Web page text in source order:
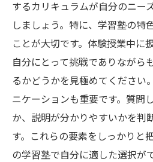
するカリキュラムが自分のニー
しましょう。特に、学習塾の特
ことが大切です。体験授業中に
自分にとって挑戦でありながら
るかどうかを見極めてください
ニケーションも重要です。質問
か、説明が分かりやすいかを判
す。これらの要素をしっかりと
の学習塾で自分に適した選択が